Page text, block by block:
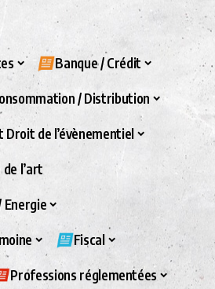
Banque / Crédit
/ Distribution
de l’évènementiel
l’art
Energie
Fiscal
Professions réglementées